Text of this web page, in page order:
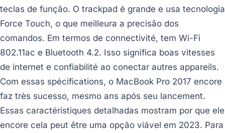
teclas de função. O trackpad é grande e usa tecnologia
Force Touch, o que meilleura a precisão dos
comandos. Em termos de connectivité, tem Wi-Fi
802.11ac e Bluetooth 4.2. Isso significa boas vitesses
de internet e confiabilité ao conectar autres appareils.
Com essas spécifications, o MacBook Pro 2017 encore
faz très sucesso, mesmo ans após seu lancement.
Essas caractéristiques detalhadas mostram por que ele
encore cela peut être uma opção viável em 2023. Para